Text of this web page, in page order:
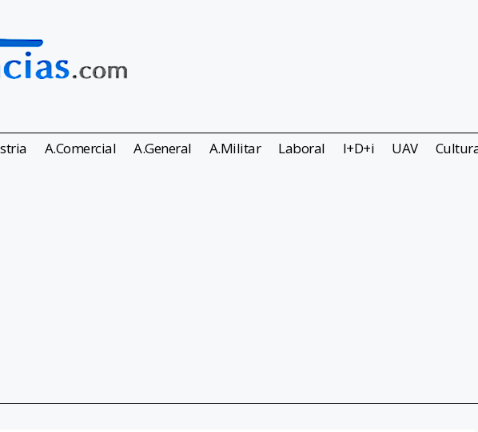
A.Comercial A.General A.Militar Laboral I+D+i UAV